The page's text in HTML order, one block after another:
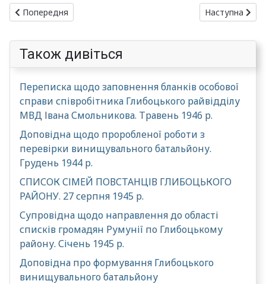
Попередня стаття: Евакуація населення з прифронтової
Попередня Наступна
Наступна
Також дивіться
Переписка щодо заповнення бланків особової
справи співробітника Глибоцького райвідділу
МВД Івана Смольникова. Травень 1946 р.
Доповідна щодо проробленої роботи з
перевірки винищувального батальйону.
Грудень 1944 р.
СПИСОК СІМЕЙ ПОВСТАНЦІВ ГЛИБОЦЬКОГО
РАЙОНУ. 27 серпня 1945 р.
Супровідна щодо направлення до області
списків громадян Румунії по Глибоцькому
району. Січень 1945 р.
Доповідна про формування Глибоцького
винищувального батальйону